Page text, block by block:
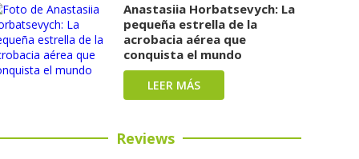
Anastasiia Horbatsevych: La
pequeña estrella de la
acrobacia aérea que
conquista el mundo
LEER MÁS
Reviews